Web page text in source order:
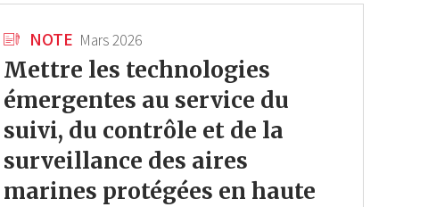
NOTE Mars 2026
Mettre les technologies
émergentes au service du
suivi, du contrôle et de la
surveillance des aires
marines protégées en haute